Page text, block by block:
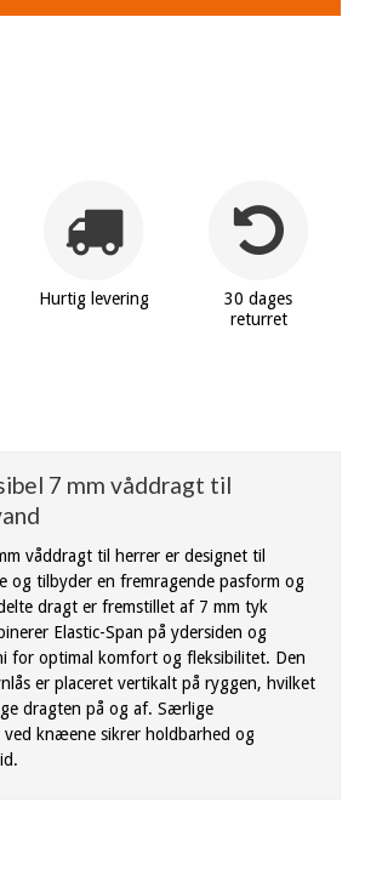
Hurtig levering
30 dages
returret
7 mm våddragt til
våddragt til herrer er designet til
og tilbyder en fremragende pasform og
dragt er fremstillet af 7 mm tyk
Elastic-Span på ydersiden og
for optimal komfort og fleksibilitet. Den
er placeret vertikalt på ryggen, hvilket
dragten på og af. Særlige
ved knæene sikrer holdbarhed og